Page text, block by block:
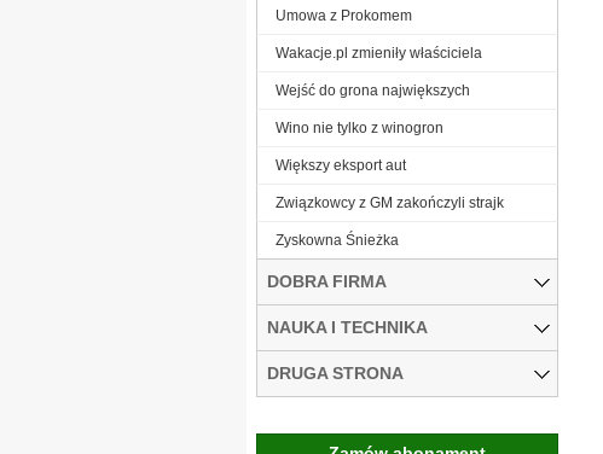
Umowa z Prokomem
Wakacje.pl zmieniły właściciela
Wejść do grona największych
Wino nie tylko z winogron
Większy eksport aut
Związkowcy z GM zakończyli strajk
Zyskowna Śnieżka
DOBRA FIRMA
NAUKA I TECHNIKA
DRUGA STRONA